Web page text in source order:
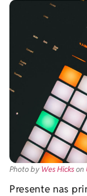
Photo by Wes Hickson
Presente nas